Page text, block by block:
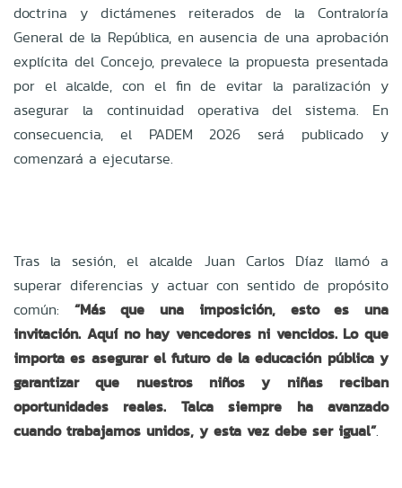
doctrina y dictámenes reiterados de la Contraloría
General de la República, en ausencia de una aprobación
explícita del Concejo, prevalece la propuesta presentada
por el alcalde, con el fin de evitar la paralización y
asegurar la continuidad operativa del sistema. En
consecuencia, el PADEM 2026 será publicado y
comenzará a ejecutarse.
Tras la sesión, el alcalde Juan Carlos Díaz llamó a
superar diferencias y actuar con sentido de propósito
común: “Más que una imposición, esto es una
invitación. Aquí no hay vencedores ni vencidos. Lo que
importa es asegurar el futuro de la educación pública y
garantizar que nuestros niños y niñas reciban
oportunidades reales. Talca siempre ha avanzado
cuando trabajamos unidos, y esta vez debe ser igual”.